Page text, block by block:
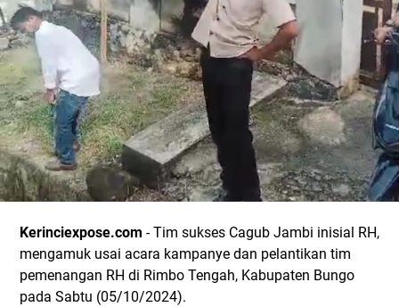
Kerinciexpose.com - Tim sukses Cagub Jambi inisial RH,
mengamuk usai acara kampanye dan pelantikan tim
pemenangan RH di Rimbo Tengah, Kabupaten Bungo
pada Sabtu (05/10/2024).